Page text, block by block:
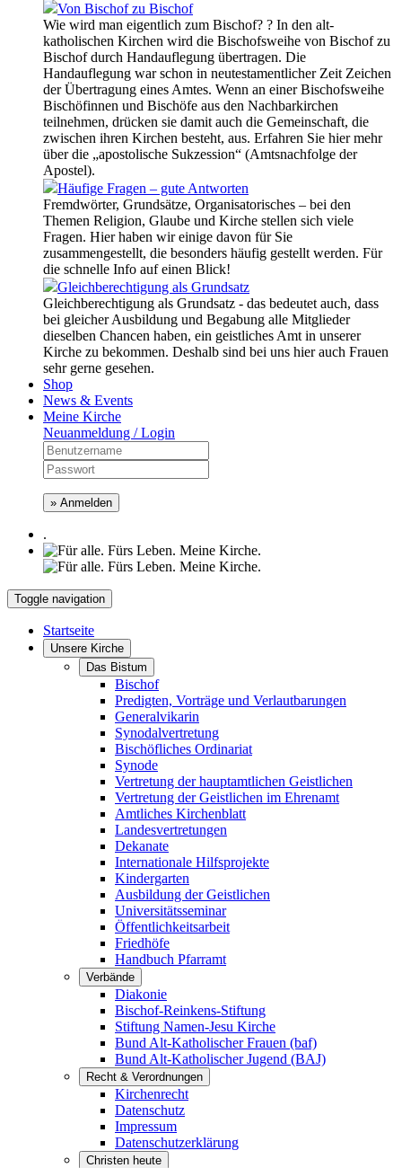
Von Bischof zu Bischof
Wie wird man eigentlich zum Bischof? ? In den alt-
katholischen Kirchen wird die Bischofsweihe von Bischof zu
Bischof durch Handauflegung übertragen. Die
Handauflegung war schon in neutestamentlicher Zeit Zeichen
der Übertragung eines Amtes. Wenn an einer Bischofsweihe
Bischöfinnen und Bischöfe aus den Nachbarkirchen
teilnehmen, drücken sie damit auch die Gemeinschaft, die
zwischen ihren Kirchen besteht, aus. Erfahren Sie hier mehr
über die „apostolische Sukzession“ (Amtsnachfolge der
Apostel).
Häufige Fragen – gute Antworten
Fremdwörter, Grundsätze, Organisatorisches – bei den
Themen Religion, Glaube und Kirche stellen sich viele
Fragen. Hier haben wir einige davon für Sie
zusammengestellt, die besonders häufig gestellt werden. Für
die schnelle Info auf einen Blick!
Gleichberechtigung als Grundsatz
Gleichberechtigung als Grundsatz - das bedeutet auch, dass
bei gleicher Ausbildung und Begabung alle Mitglieder
dieselben Chancen haben, ein geistliches Amt in unserer
Kirche zu bekommen. Deshalb sind bei uns hier auch Frauen
sehr gerne gesehen.
Shop
News & Events
Meine Kirche
Neuanmeldung / Login
» Anmelden
.
Toggle navigation
Startseite
Unsere Kirche
Das Bistum
Bischof
Predigten, Vorträge und Verlautbarungen
Generalvikarin
Synodalvertretung
Bischöfliches Ordinariat
Synode
Vertretung der hauptamtlichen Geistlichen
Vertretung der Geistlichen im Ehrenamt
Amtliches Kirchenblatt
Landesvertretungen
Dekanate
Internationale Hilfsprojekte
Kindergarten
Ausbildung der Geistlichen
Universitätsseminar
Öffentlichkeitsarbeit
Friedhöfe
Handbuch Pfarramt
Verbände
Diakonie
Bischof-Reinkens-Stiftung
Stiftung Namen-Jesu Kirche
Bund Alt-Katholischer Frauen (baf)
Bund Alt-Katholischer Jugend (BAJ)
Recht & Verordnungen
Kirchenrecht
Datenschutz
Impressum
Datenschutzerklärung
Christen heute